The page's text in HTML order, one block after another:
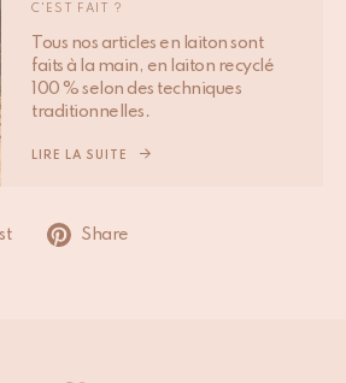
et autres périodes de forte activité
mentionnés ci-dessus.
situés en dehors de l’UE sont
de douane, taxes locales et éventuels
C'EST FAIT ?
Tous nos articles en laiton sont
faits à la main, en laiton recyclé
100 % selon des techniques
traditionnelles.
LIRE LA SUITE
Share